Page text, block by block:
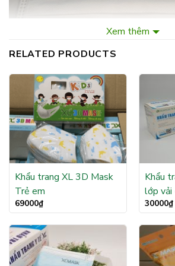
Chi tiết sản phẩm khẩu trang y tế
– Lọc khuẩn, mùi và bụi hơn 99%
– Lớp vải lọc khí không thấm nước,
ứng da
– Thanh tựa mũi dễ định hình, cảm giác
Xem thêm
RELATED PRODUCTS
Khẩu trang XL 3D Mask
Trẻ em
69000₫
Khẩu
lớp vải
30000₫